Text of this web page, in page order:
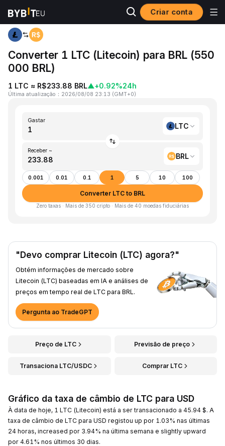
Criar conta
Página inicial
Converter 1 LTC (Litecoin) para BRL (550
000 BRL)
1 LTC ≈ R$233.88 BRL▲+0.92%24h
Última atualização ： 2026/08/08 23:13 (GMT+0)
Gastar
LTC
Receber ~
BRL
0.001 0.01 0.1 1 5 10 100
Converter LTC to BRL
Zero taxas · Mais de 350 cripto · Mais de 40 moedas fiduciárias
"Devo comprar Litecoin (LTC) agora?"
Obtém informações de mercado sobre
Litecoin (LTC) baseadas em IA e análises de
preços em tempo real de LTC para BRL.
Pergunta ao TradeGPT
Preço de LTC Previsão de preço
Transaciona LTC/USDC Comprar LTC
Gráfico da taxa de câmbio de LTC para USD
À data de hoje, 1 LTC (Litecoin) está a ser transacionado a 45.94 $. A
taxa de câmbio de LTC para USD registou up por 1.03% nas últimas
24 horas, increased por 3.94% na última semana e slightly upward
por 4.61% nos últimos 30 dias.